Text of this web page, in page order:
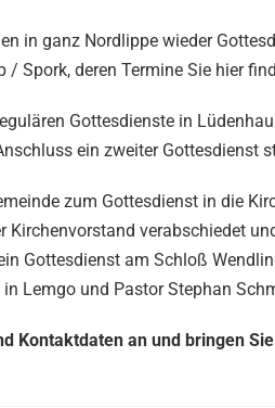
in ganz Nordlippe wieder
Spork, deren Termine Sie hier
Gottesdienste in
ein zweiter Gottesdienst
zum Gottesdienst in die
verabschiedet
Gottesdienst am Schloß
Lemgo und Pastor Stephan
Kontaktdaten an und bringen